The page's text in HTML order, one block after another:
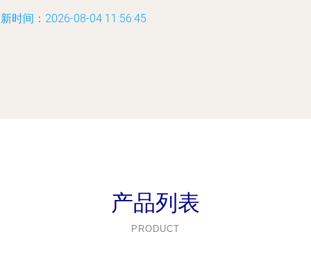
时间：2026-08-04 11:56:45
产品列表
PRODUCT